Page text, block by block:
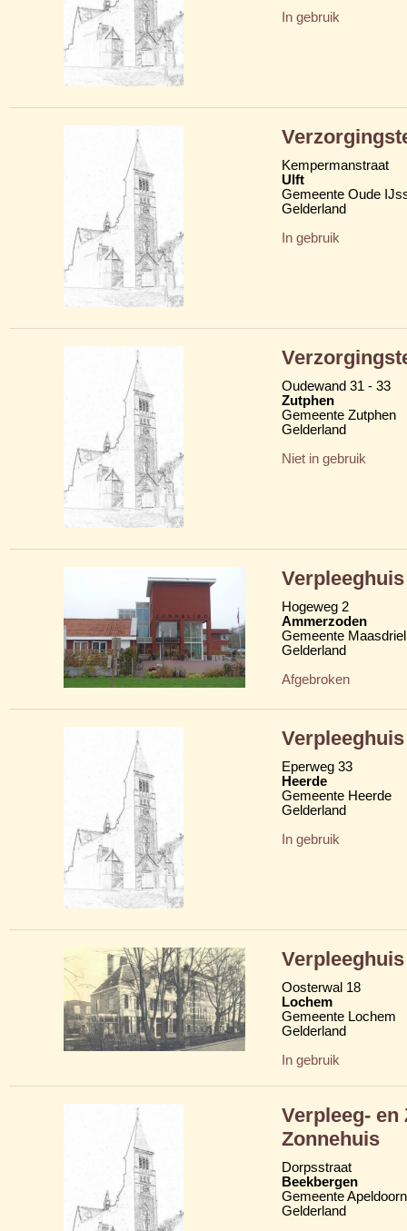
In gebruik
Kempermanstraat
Ulft
Gemeente Oude
Gelderland
In gebruik
Oudewand 31 - 33
Zutphen
Gemeente Zutphen
Gelderland
Niet in gebruik
Hogeweg 2
Ammerzoden
Gemeente Maasdriel
Gelderland
Afgebroken
Eperweg 33
Heerde
Gemeente Heerde
Gelderland
In gebruik
Oosterwal 18
Lochem
Gemeente Lochem
Gelderland
In gebruik
Verpleeg-
Zonnehuis
Dorpsstraat
Beekbergen
Gemeente Apeldoorn
Gelderland